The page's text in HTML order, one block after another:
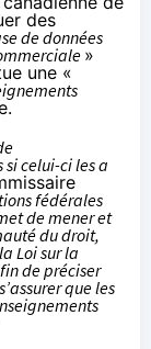
des
de données
»
une «
si celui-ci les a
fédérales
de mener et
du droit,
Loi sur la
de préciser
que les